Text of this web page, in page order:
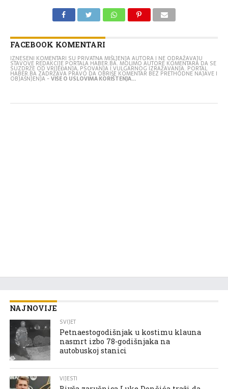
FACEBOOK KOMENTARI
IZNESENI KOMENTARI SU PRIVATNA MIŠLJENJA AUTORA I NE ODRAŽAVAJU
STAVOVE REDAKCIJE PORTALA HABER.BA. MOLIMO AUTORE KOMENTARA DA SE
SUZDRŽE OD VRIJEĐANJA, PSOVANJA I VULGARNOG IZRAŽAVANJA. PORTAL
HABER.BA ZADRŽAVA PRAVO DA OBRIŠE KOMENTAR BEZ PRETHODNE NAJAVE I
OBJAŠNJENJA -VIŠE O USLOVIMA KORIŠTENJA...
NAJNOVIJE
SVIJET
Petnaestogodišnjak u kostimu klauna
nasmrt izbo 78-godišnjaka na
autobuskoj stanici
VIJESTI